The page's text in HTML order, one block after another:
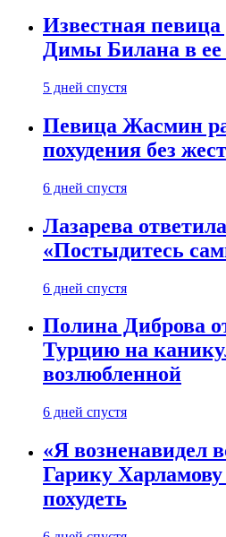
Известная
Димы Билана в
5 дней спустя
Певица Жасмин
похудения без
6 дней спустя
Лазарева
«Постыдитесь
6 дней спустя
Полина Диброва
Турцию на
возлюбленной
6 дней спустя
«Я возненавидел
Гарику Харламову
похудеть